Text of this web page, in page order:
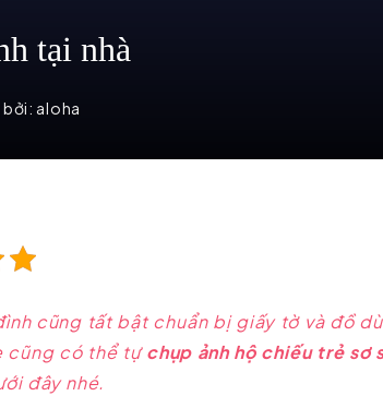
tại nhà
aloha
cũng tất bật chuẩn bị giấy tờ và đồ
cũng có thể tựchụp ảnh hộ chiếu trẻ sơ
đây nhé.